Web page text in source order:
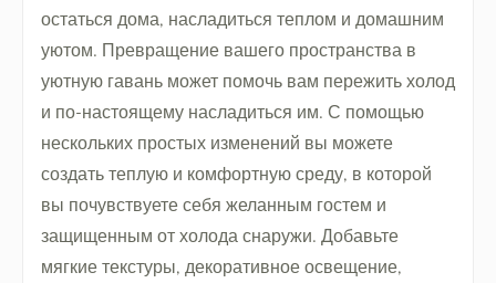
остаться дома, насладиться теплом и домашним
уютом. Превращение вашего пространства в
уютную гавань может помочь вам пережить холод
и по-настоящему насладиться им. С помощью
нескольких простых изменений вы можете
создать теплую и комфортную среду, в которой
вы почувствуете себя желанным гостем и
защищенным от холода снаружи. Добавьте
мягкие текстуры, декоративное освещение,